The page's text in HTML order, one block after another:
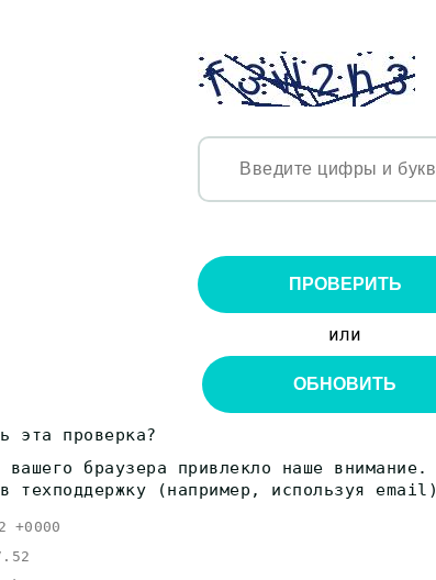
ПРОВЕРИТЬ
или
ОБНОВИТЬ
эта проверка?
браузера привлекло наше внимание.
техподдержку (например, используя
+0000